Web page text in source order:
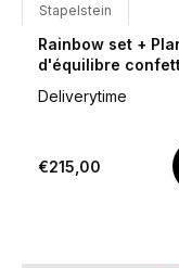
Stapelstein
Rainbow set +
d'équilibre
Deliverytime
€215,00